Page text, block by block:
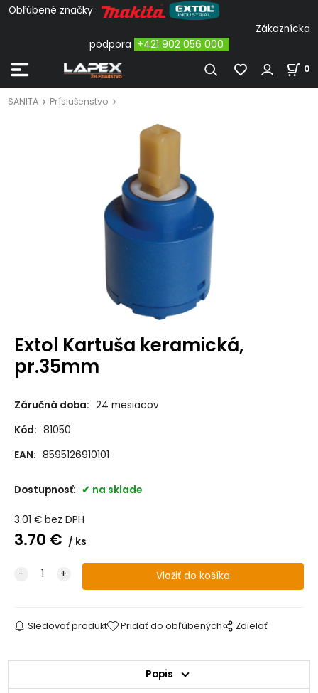
Obľúbené značky
Zákaznícka
podpora +421 902 056 000
0
SANITA Príslušenstvo
Extol Kartuša keramická,
pr.35mm
Záručná doba: 24 mesiacov
Kód: 81050
EAN: 8595126910101
Dostupnosť: na sklade
3.01 € bez DPH
3.70 € ks
Sledovať produkt Pridať do obľúbených Zdielať
Popis